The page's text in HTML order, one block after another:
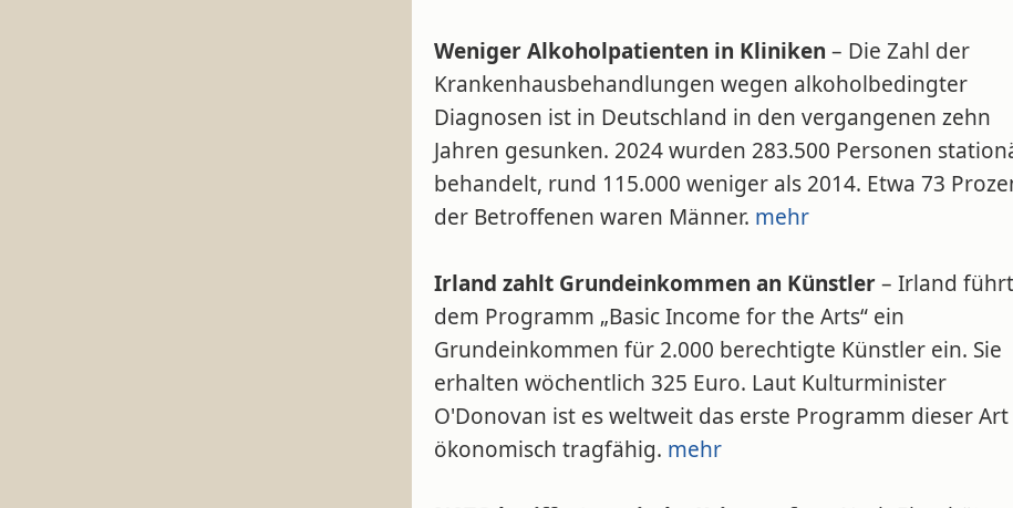
Weniger Alkoholpatienten in Kliniken – Die Zahl der
Krankenhausbehandlungen wegen alkoholbedingter
Diagnosen ist in Deutschland in den vergangenen zehn
Jahren gesunken. 2024 wurden 283.500 Personen
behandelt, rund 115.000 weniger als 2014. Etwa 73
der Betroffenen waren Männer. mehr
Irland zahlt Grundeinkommen an Künstler– Irland
dem Programm „Basic Income for the Arts“ ein
Grundeinkommen für 2.000 berechtigte Künstler ein. Sie
erhalten wöchentlich 325 Euro. Laut Kulturminister
O'Donovan ist es weltweit das erste Programm dieser
ökonomisch tragfähig. mehr